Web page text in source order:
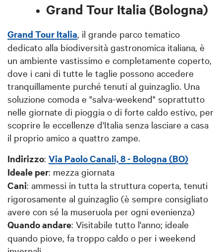
Grand Tour Italia (Bologna)
Grand Tour Italia, il grande parco tematico
dedicato alla biodiversità gastronomica italiana, è
un ambiente vastissimo e completamente coperto,
dove i cani di tutte le taglie possono accedere
tranquillamente purché tenuti al guinzaglio. Una
soluzione comoda e "salva-weekend" soprattutto
nelle giornate di pioggia o di forte caldo estivo, per
scoprire le eccellenze d'Italia senza lasciare a casa
il proprio amico a quattro zampe.
Indirizzo: Via Paolo Canali, 8 - Bologna (BO)
Ideale per: mezza giornata
Cani: ammessi in tutta la struttura coperta, tenuti
rigorosamente al guinzaglio (è sempre consigliato
avere con sé la museruola per ogni evenienza)
Quando andare: Visitabile tutto l'anno; ideale
quando piove, fa troppo caldo o per i weekend